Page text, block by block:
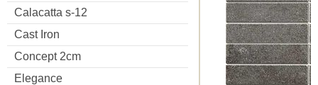
Calacatta s-12
Cast Iron
Concept 2cm
Elegance